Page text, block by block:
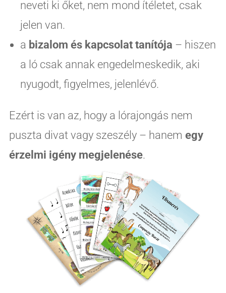
neveti ki őket, nem mond ítéletet, csak
jelen van.
a bizalom és kapcsolat tanítója – hiszen
a ló csak annak engedelmeskedik, aki
nyugodt, figyelmes, jelenlévő.
Ezért is van az, hogy a lórajongás nem
puszta divat vagy szeszély – hanem egy
érzelmi igény megjelenése.